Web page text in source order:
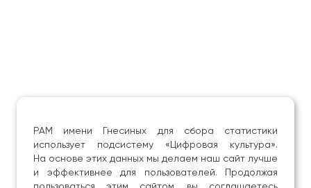
РАМ имени Гнесиных для сбора статистики
использует подсистему «Цифровая культура».
На основе этих данных мы делаем наш сайт лучше
и эффективнее для пользователей. Продолжая